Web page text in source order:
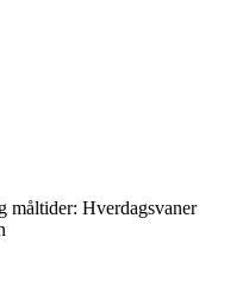
Hverdagsvaner